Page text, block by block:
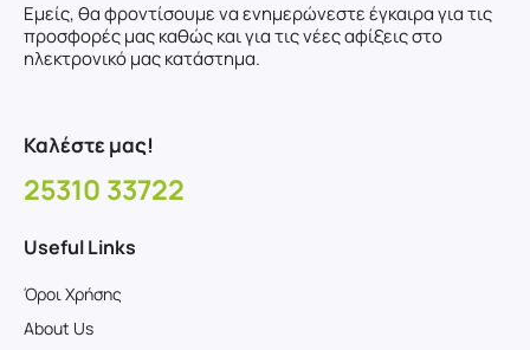
Εμείς, θα φροντίσουμε να ενημερώνεστε έγκαιρα για τις
προσφορές μας καθώς και για τις νέες αφίξεις στο
ηλεκτρονικό μας κατάστημα.
Καλέστε μας!
25310 33722
Useful Links
Όροι Χρήσης
About Us